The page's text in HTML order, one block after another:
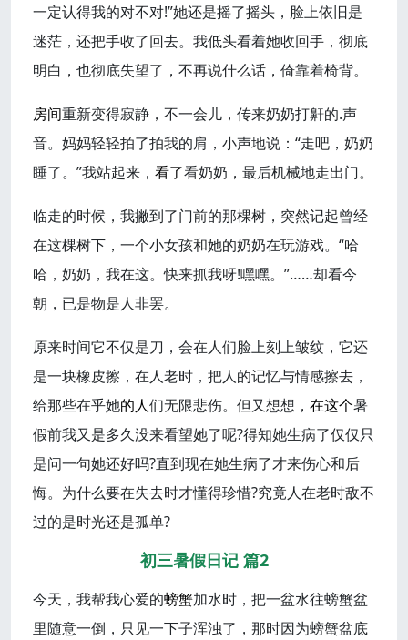
一定认得我的对不对!”她还是摇了摇头，脸上依旧是
迷茫，还把手收了回去。我低头看着她收回手，彻底
明白，也彻底失望了，不再说什么话，倚靠着椅背。
房间重新变得寂静，不一会儿，传来奶奶打鼾的.声
音。妈妈轻轻拍了拍我的肩，小声地说：“走吧，奶奶
睡了。”我站起来， 看了看奶奶，最后机械地走出门。
临走的时候，我撇到了门前的那棵树，突然记起曾经
在这棵树下，一个小女孩和她的奶奶在玩游戏。“哈
哈，奶奶，我在这。快来抓我呀!嘿嘿。”……却看今
朝，已是物是人非罢。
原来时间它不仅是刀，会在人们脸上刻上皱纹，它还
是一块橡皮擦，在人老时，把人的记忆与情感擦去，
给那些在乎她的人们无限悲伤。但又想想， 在这个暑
假前我又是多久没来看望她了呢?得知她生病了仅仅只
是问一句她还好吗?直到现在她生病了才来伤心和后
悔。为什么要在失去时才懂得珍惜?究竟人在老时敌不
过的是时光还是孤单?
初三暑假日记 篇2
今天，我帮我心爱的螃蟹加水时，把一盆水往螃蟹盆
里随意一倒，只见一下子浑浊了，那时因为螃蟹盆底